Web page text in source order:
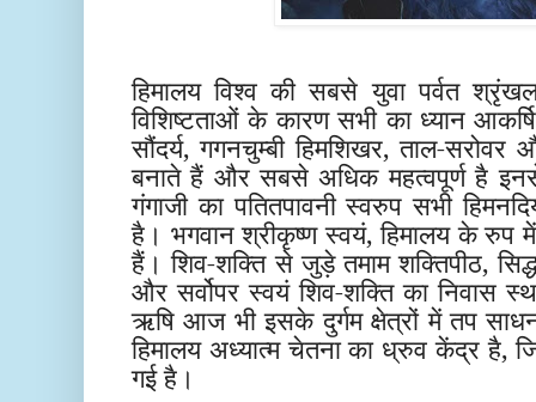
हिमालय विश्व की सबसे युवा पर्वत
विशिष्टताओं के कारण सभी का ध्यान
सौंदर्य, गगनचुम्बी हिमशिखर, ताल-सरोवर
बनाते हैं और सबसे अधिक महत्वपूर्ण है
गंगाजी का पतितपावनी स्वरुप सभी
है। भगवान श्रीकृष्ण स्वयं, हिमालय के रुप
हैं। शिव-शक्ति से जुड़े तमाम शक्तिपीठ,
और सर्वोपर स्वयं शिव-शक्ति का निवास
ऋषि आज भी इसके दुर्गम क्षेत्रों में तप
हिमालय अध्यात्म चेतना का ध्रुव केंद्र है,
गई है।